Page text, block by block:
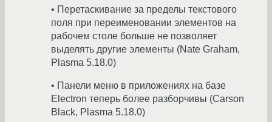
• Перетаскивание за пределы текстового
поля при переименовании элементов на
рабочем столе больше не позволяет
выделять другие элементы (Nate Graham,
Plasma 5.18.0)
• Панели меню в приложениях на базе
Electron теперь более разборчивы (Carson
Black, Plasma 5.18.0)